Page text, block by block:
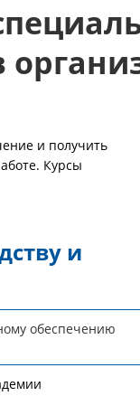
и получить
Курсы
и
обеспечению